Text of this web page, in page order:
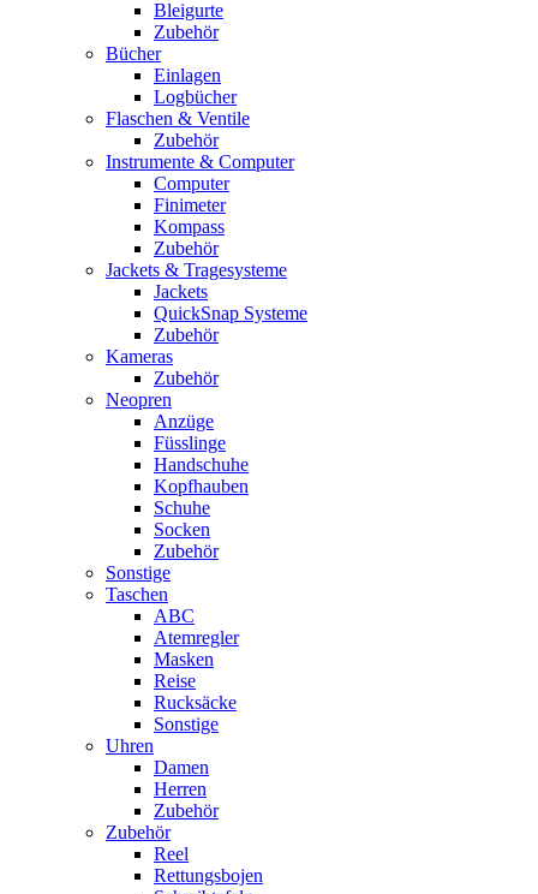
Bleigurte
Zubehör
Bücher
Einlagen
Logbücher
Flaschen & Ventile
Zubehör
Instrumente & Computer
Computer
Finimeter
Kompass
Zubehör
Jackets & Tragesysteme
Jackets
QuickSnap Systeme
Zubehör
Kameras
Zubehör
Neopren
Anzüge
Füsslinge
Handschuhe
Kopfhauben
Schuhe
Socken
Zubehör
Sonstige
Taschen
ABC
Atemregler
Masken
Reise
Rucksäcke
Sonstige
Uhren
Damen
Herren
Zubehör
Zubehör
Reel
Rettungsbojen